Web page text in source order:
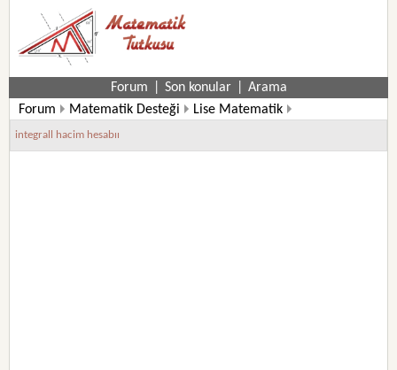
Forum Son konular
Arama
Forum
Matematik Desteği
Lise Matematik
12. Sınıf Matematik Soruları
integrall hacim hesabıı